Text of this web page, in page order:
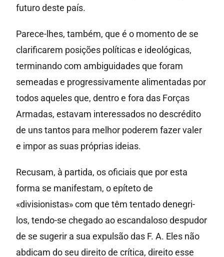
futuro deste país.
Parece-lhes, também, que é o momento de se
clarificarem posições políticas e ideológicas,
terminando com ambiguidades que foram
semeadas e progressivamente alimentadas por
todos aqueles que, dentro e fora das Forças
Armadas, estavam interessados no descrédito
de uns tantos para melhor poderem fazer valer
e impor as suas próprias ideias.
Recusam, à partida, os oficiais que por esta
forma se manifestam, o epíteto de
«divisionistas» com que têm tentado denegri-
los, tendo-se chegado ao escandaloso despudor
de se sugerir a sua expulsão das F. A. Eles não
abdicam do seu direito de crítica, direito esse